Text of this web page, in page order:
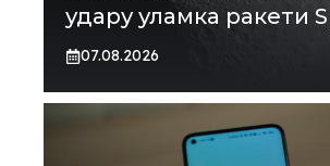
удару уламка ракети
07.08.2026